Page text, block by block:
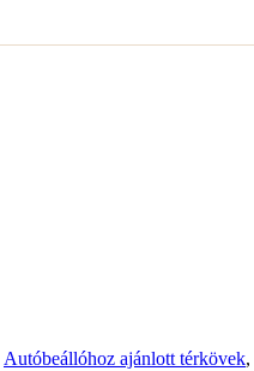
Autóbeállóhoz ajánlott térkövek,